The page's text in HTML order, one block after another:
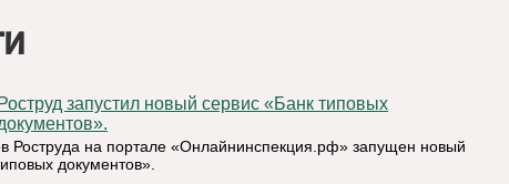
Роструд запустил новый сервис «Банк типовых
Роструда на портале «Онлайнинспекция.рф» запущен новый
документов».